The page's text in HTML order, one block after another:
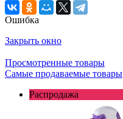
Ошибка
Закрыть окно
Просмотренные товары
Самые продаваемые товары
Распродажа